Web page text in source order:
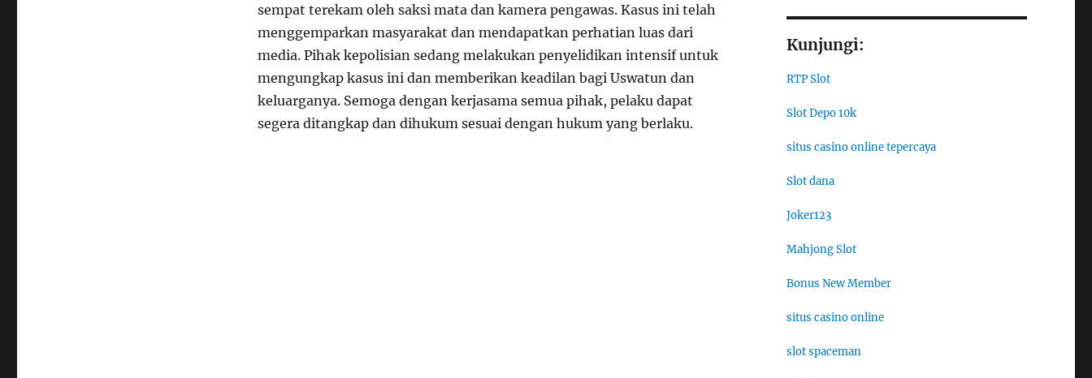
sempat terekam oleh saksi mata dan kamera pengawas. Kasus ini telah
menggemparkan masyarakat dan mendapatkan perhatian luas dari
media. Pihak kepolisian sedang melakukan penyelidikan intensif untuk
mengungkap kasus ini dan memberikan keadilan bagi Uswatun dan
keluarganya. Semoga dengan kerjasama semua pihak, pelaku dapat
segera ditangkap dan dihukum sesuai dengan hukum yang berlaku.
Kunjungi:
RTP Slot
Slot Depo 10k
situs casino online tepercaya
Slot dana
Joker123
Mahjong Slot
Bonus New Member
situs casino online
slot spaceman